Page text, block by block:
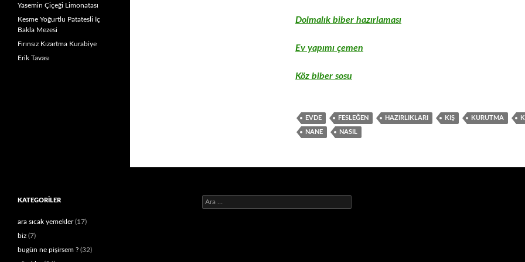
Dolmalık biber hazırlaması
Ev yapımı çemen
Köz biber sosu
EVDE FESLEĞEN HAZIRLIKLARI KIŞ KURUTMA
NANE NASIL
Yasemin Çiçeği Limonatası
Kesme Yoğurtlu Patatesli İç
Bakla Mezesi
Fırınsız Kızartma Kurabiye
Erik Tavası
KATEGORILER
ara sıcak yemekler(17)
biz (7)
bugün ne pişirsem ? (32)
Arama: